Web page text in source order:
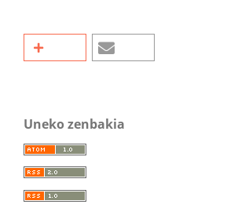
Uneko zenbakia